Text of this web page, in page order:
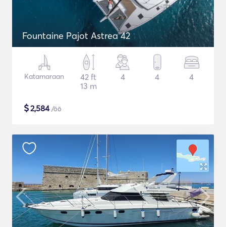
Fountaine Pajot Astrea 42
Katamaraan
42 ft
13 m
4 4 4
$2,584/öö